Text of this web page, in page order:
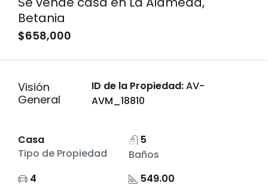
Betania
$658,000
Visión
General
ID de la Propiedad:AV-
AVM_18810
Casa
Tipo de Propiedad
5
Baños
4
549.00